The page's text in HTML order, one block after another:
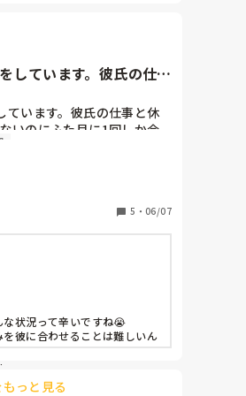
月と思いながら、職場に行く
んでしまいます
しています。彼氏の仕事
ています。彼氏の仕事と休
いのにふた月に1回しか会
半付き合っています。
休みですが、彼は100%平
曜出勤の代休で平日休みに
ぶることはほとんどありま
？
に勤めているので朝から深
も電話もほとんどできませ
ないつらさとで毎日泣いて
5 ・ 06/07
状況って辛いですね😭
彼に合わせることは難しいん
ら同棲を考えるのはどうでし
っと見る